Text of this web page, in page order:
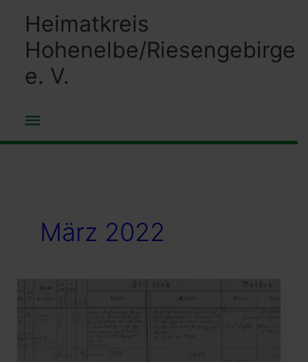
springen
Heimatkreis
Hohenelbe/Riesengebirge
e. V.
Hauptmenü
März 2022